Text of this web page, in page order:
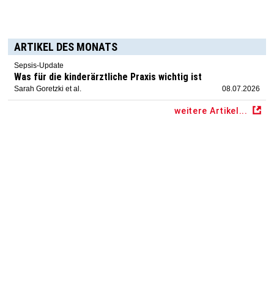
ARTIKEL DES MONATS
Sepsis-Update
Was für die kinderärztliche Praxis wichtig ist
Sarah Goretzki et al. 08.07.2026
weitere Artikel...